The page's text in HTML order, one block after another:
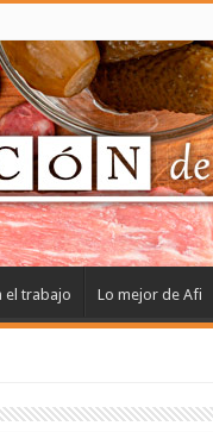
el trabajo Lo mejor de Afi